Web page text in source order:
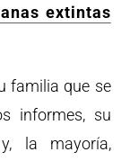
extintas
familia que se
informes, su
la mayoría,